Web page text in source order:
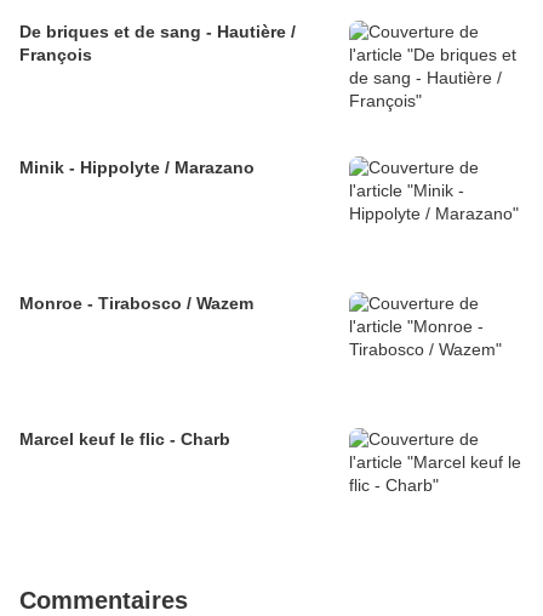
De briques et de sang - Hautière /
François
Minik - Hippolyte / Marazano
Monroe - Tirabosco / Wazem
Marcel keuf le flic - Charb
Commentaires